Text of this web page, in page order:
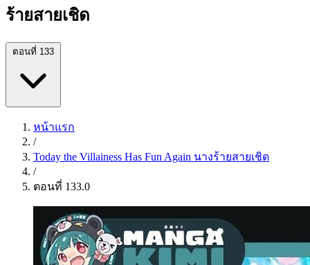
ร้ายสายเชิด
ตอนที่ 133
หน้าแรก
/
Today the Villainess Has Fun Again นางร้ายสายเชิด
/
ตอนที่ 133.0